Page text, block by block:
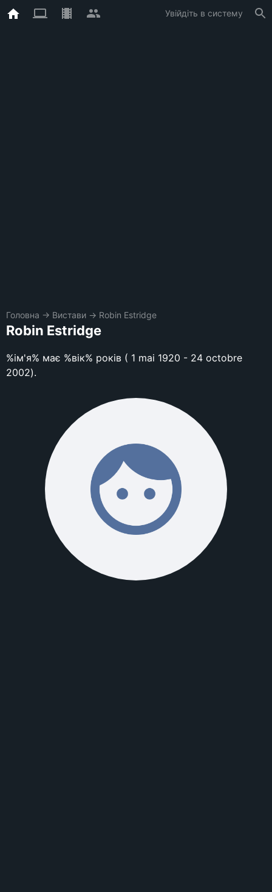
Увійдіть в систему
Головна → Вистави → Robin Estridge
Robin Estridge
%ім'я% має %вік% років ( 1 mai 1920 - 24 octobre
2002).